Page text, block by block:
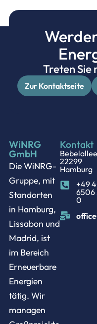
Treten Sie
Zur Kontaktseite
WiNRG
GmbH
Die WiNRG-
Gruppe, mit
Standorten
in Hamburg,
Lissabon und
Madrid, ist
im Bereich
Erneuerbare
Energien
tätig. Wir
managen
Kontakt
Bebelallee
22299
Hamburg
+49
6506
0